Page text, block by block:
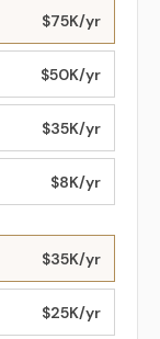
$75K/yr
$50K/yr
$35K/yr
$8K/yr
$35K/yr
$25K/yr